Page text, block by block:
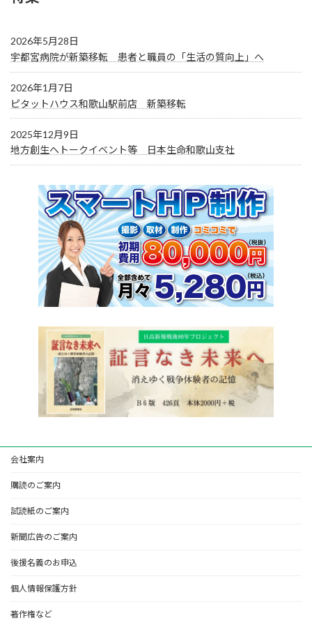
2026年5月28日
宇都宮病院が新築移転 患者と職員の「生活の質向上」へ
2026年1月7日
ピタットハウス和歌山駅前店 新築移転
2025年12月9日
地方創生へトークイベント等 日本生命和歌山支社
会社案内
購読のご案内
試読紙のご案内
新聞広告のご案内
後援名義のお申込
個人情報保護方針
著作権など